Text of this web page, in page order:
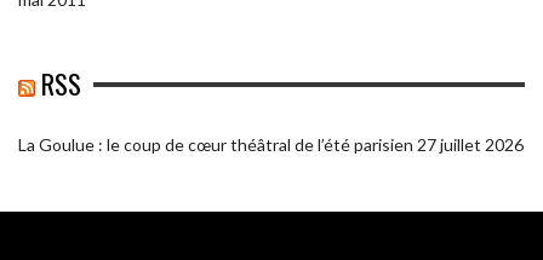
RSS
La Goulue : le coup de cœur théâtral de l’été parisien 27 juillet 2026